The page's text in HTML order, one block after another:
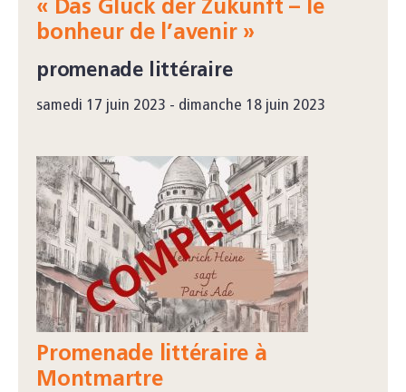
« Das Glück der Zukunft – le
bonheur de l’avenir »
promenade littéraire
samedi 17 juin 2023 - dimanche 18 juin 2023
Promenade littéraire à
Montmartre